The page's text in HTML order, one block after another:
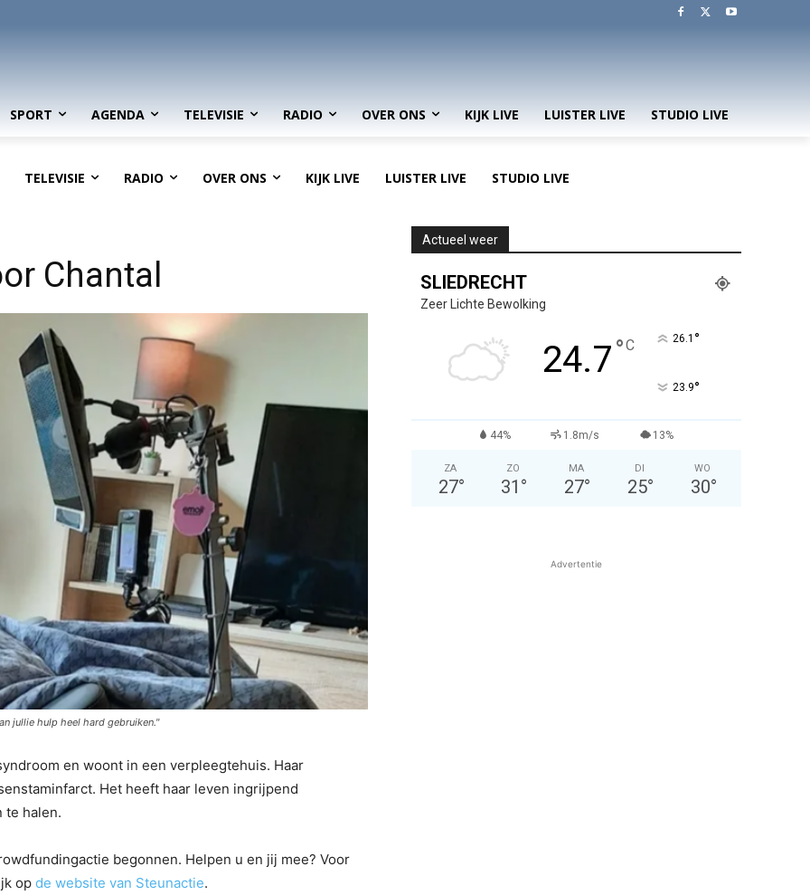
SPORT AGENDA TELEVISIE RADIO OVER ONS KIJK LIVE LUISTER LIVE STUDIO LIVE
TELEVISIE RADIO OVER ONS KIJK LIVE LUISTER LIVE STUDIO LIVE
Chantal
jullie hulp heel hard gebruiken."
en woont in een verpleegtehuis. Haar
Het heeft haar leven ingrijpend
te halen.
begonnen. Helpen u en jij mee? Voor
op de website van Steunactie.
Actueel weer
SLIEDRECHT
Zeer Lichte Bewolking
24.7°C 26.1 °
23.9°
44% 1.8m/s 13%
ZA
27°
ZO
31 °
MA
27°
DI
25°
WO
30°
Advertentie